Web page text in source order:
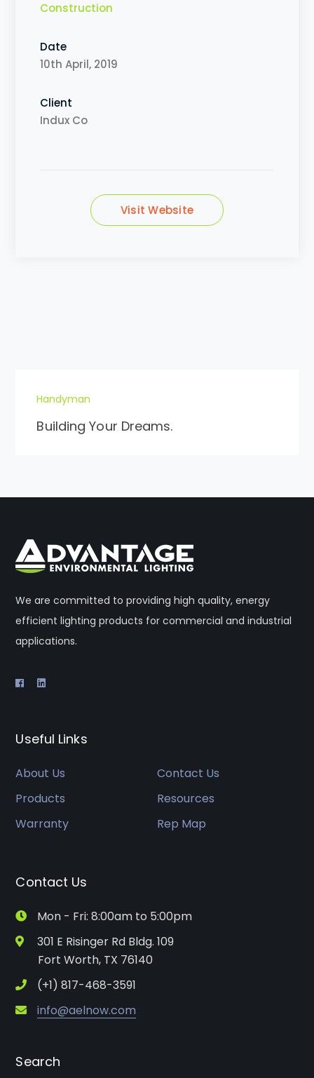
Construction
Date
10th April, 2019
Client
Indux Co
Visit Website
Handyman
Building Your Dreams.
We are committed to providing high quality, energy
efficient lighting products for commercial and industrial
applications.
Useful Links
About Us
Contact Us
Products
Resources
Warranty
Rep Map
Contact Us
Mon - Fri: 8:00am to 5:00pm
301 E Risinger Rd Bldg. 109
Fort Worth, TX 76140
(+1) 817-468-3591
info@aelnow.com
Search